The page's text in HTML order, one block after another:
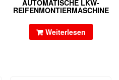
AUTOMATISCHE LKW-
REIFENMONTIERMASCHINE
Weiterlesen